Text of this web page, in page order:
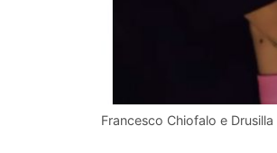
Francesco Chiofalo e